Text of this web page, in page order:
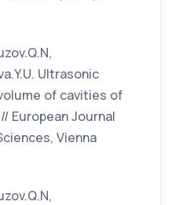
Ultrasonic
of cavities of
European Journal
Vienna